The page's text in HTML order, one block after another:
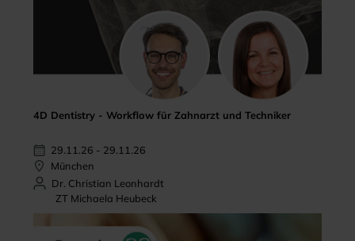
4D Dentistry - Workflow für Zahnarzt und Techniker
29.11.26 - 29.11.26
München
Dr. Christian Leonhardt
ZT Michaela Heubeck